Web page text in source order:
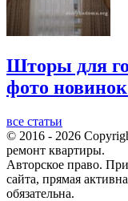
Шторы для
фото новинок
все статьи
© 2016 - 2026
ремонт квартиры.
Авторское право.
сайта, прямая
обязательна.